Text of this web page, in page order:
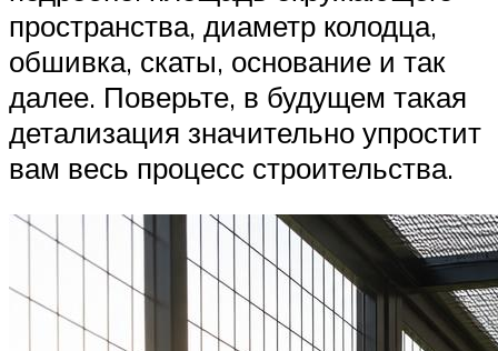
пространства, диаметр колодца,
обшивка, скаты, основание и так
далее. Поверьте, в будущем такая
детализация значительно упростит
вам весь процесс строительства.